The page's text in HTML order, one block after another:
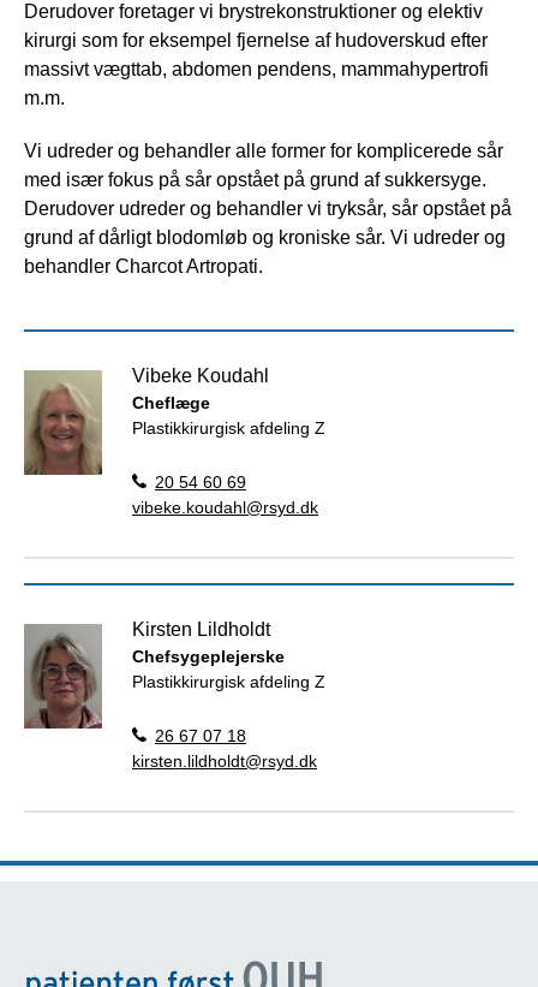
Derudover foretager vi brystrekonstruktioner og elektiv
kirurgi som for eksempel fjernelse af hudoverskud efter
massivt vægttab, abdomen pendens, mammahypertrofi
m.m.
Vi udreder og behandler alle former for komplicerede sår
med især fokus på sår opstået på grund af sukkersyge.
Derudover udreder og behandler vi tryksår, sår opstået på
grund af dårligt blodomløb og kroniske sår. Vi udreder og
behandler Charcot Artropati.
Vibeke Koudahl
Cheflæge
Plastikkirurgisk afdeling Z
20 54 60 69
vibeke.koudahl@rsyd.dk
Kirsten Lildholdt
Chefsygeplejerske
Plastikkirurgisk afdeling Z
26 67 07 18
kirsten.lildholdt@rsyd.dk